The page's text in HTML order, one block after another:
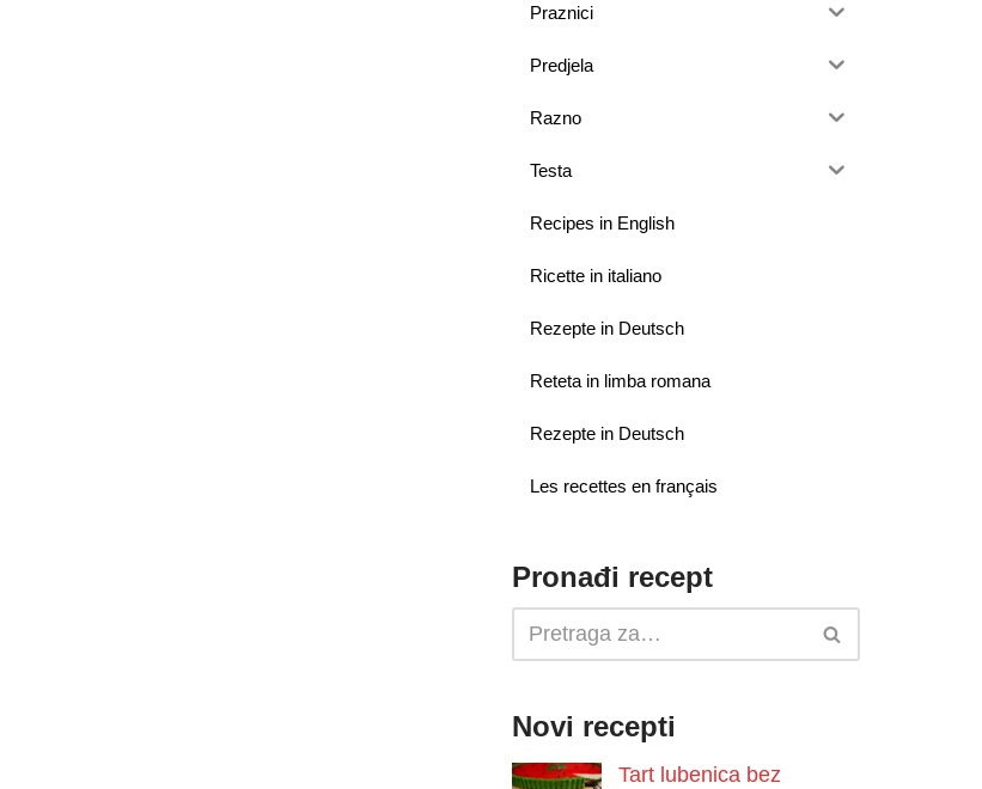
Praznici
Predjela
Razno
Testa
Recipes in English
Ricette in italiano
Rezepte in Deutsch
Reteta in limba romana
Rezepte in Deutsch
Les recettes en français
Pronađi recept
Novi recepti
Tart lubenica bez